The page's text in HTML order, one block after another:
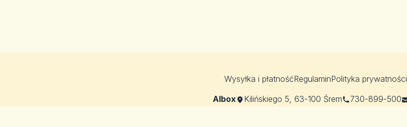
Wysyłka i płatnośćRegulaminPolityka prywatności
Albox
Kilińskiego 5, 63-100 Śrem 730-899-500